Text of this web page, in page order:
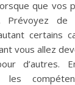
que vos
Prévoyez de
certains
vous allez
d’autres.
les